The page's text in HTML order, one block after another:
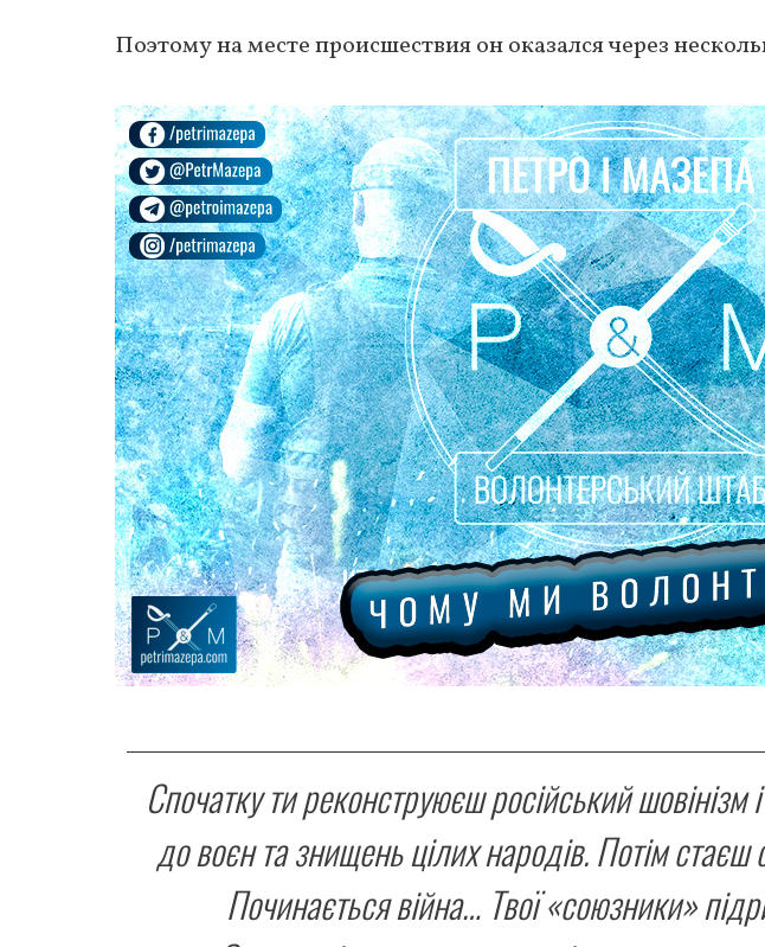
Поэтому на месте происшествия он оказался через
Спочатку ти реконструюєш російський
до воєн та знищень цілих народів. Потім стаєш
Починається війна… Твої «союзники»